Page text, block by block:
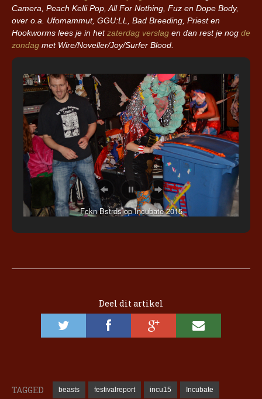
Camera, Peach Kelli Pop, All For Nothing, Fuz en Dope Body,
over o.a. Ufomammut, GGU:LL, Bad Breeding, Priest en
Hookworms lees je in hetzaterdag verslag en dan rest je nog de
zondag met Wire/Noveller/Joy/Surfer Blood.
Fckn Bstrds op Incubate 2015
Deel dit artikel
TAGGED beasts festivalreport incu15 Incubate